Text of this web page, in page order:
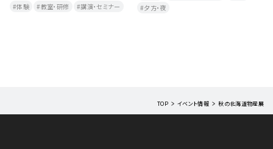
体験
教室・研修 講演・セミナー
夕方・夜​
TOP イベント情報 秋の北海道物産展